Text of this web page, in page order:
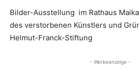
Bilder-Ausstellung im Rathaus
des verstorbenen Künstlers und
Helmut-Franck-Stiftung
- Werbeanzeige -